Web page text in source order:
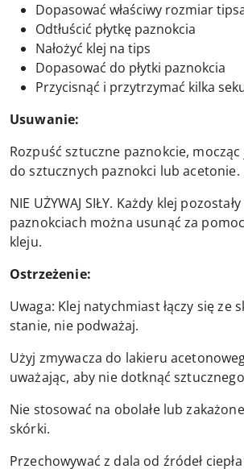
Dopasować właściwy rozmiar
Odtłuścić płytkę paznokcia
Nałożyć klej na tips
Dopasować do płytki paznokcia
Przycisnąć i przytrzymać kilka
Usuwanie:
Rozpuść sztuczne paznokcie,
do sztucznych paznokci lub acetonie.
NIE UŻYWAJ SIŁY. Każdy klej
paznokciach można usunąć za
kleju.
Ostrzeżenie:
Uwaga: Klej natychmiast łączy się ze
stanie, nie podważaj.
Użyj zmywacza do lakieru
uważając, aby nie dotknąć
Nie stosować na obolałe lub
skórki.
Przechowywać z dala od źródeł